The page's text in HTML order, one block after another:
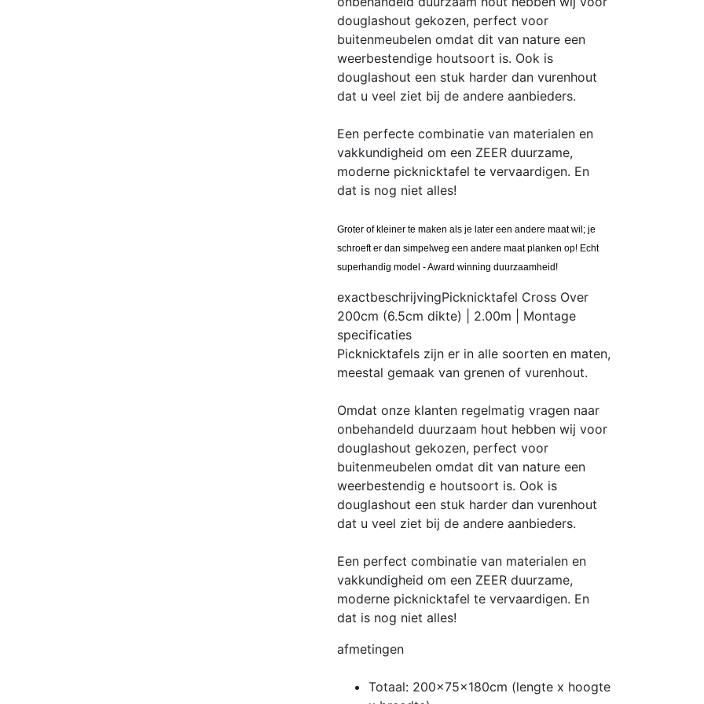
douglashout gekozen, perfect voor
buitenmeubelen omdat dit van nature een
weerbestendige houtsoort is. Ook is
douglashout een stuk harder dan vurenhout
dat u veel ziet bij de andere aanbieders.
Een perfecte combinatie van materialen en
vakkundigheid om een ZEER duurzame,
moderne picknicktafel te vervaardigen. En
dat is nog niet alles!
Groter of kleiner te maken als je later een andere maat wil; je
schroeft er dan simpelweg een andere maat planken op! Echt
superhandig model - Award winning duurzaamheid!
exactbeschrijvingPicknicktafel Cross Over
200cm (6.5cm dikte) | 2.00m | Montage
specificaties
Picknicktafels zijn er in alle soorten en maten,
meestal gemaak van grenen of vurenhout.
Omdat onze klanten regelmatig vragen naar
onbehandeld duurzaam hout hebben wij voor
douglashout gekozen, perfect voor
buitenmeubelen omdat dit van nature een
weerbestendig e houtsoort is. Ook is
douglashout een stuk harder dan vurenhout
dat u veel ziet bij de andere aanbieders.
Een perfect combinatie van materialen en
vakkundigheid om een ZEER duurzame,
moderne picknicktafel te vervaardigen. En
dat is nog niet alles!
afmetingen
Totaal: 200x75x180cm (lengte x hoogte